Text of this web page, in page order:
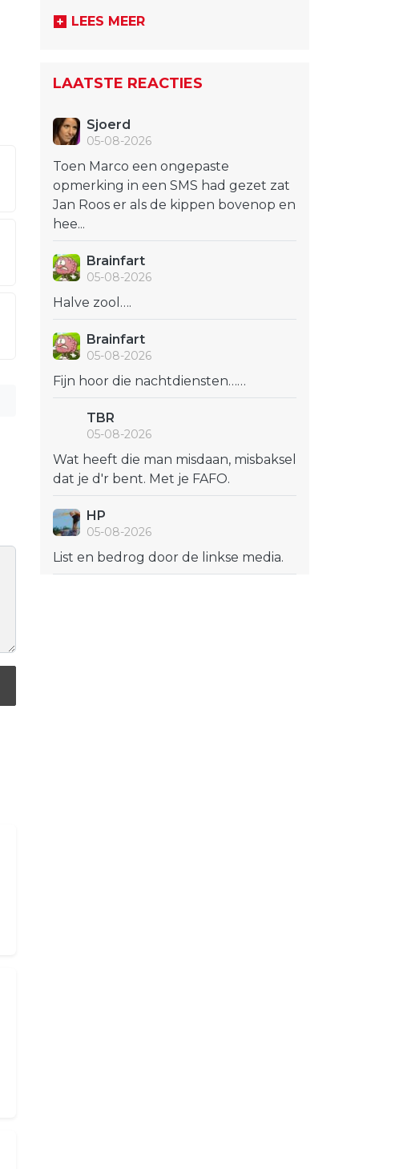
LEES MEER
LAATSTE REACTIES
Sjoerd
05-08-2026
Toen Marco een ongepaste
opmerking in een SMS had gezet zat
Jan Roos er als de kippen bovenop en
hee...
Brainfart
05-08-2026
Halve zool….
Brainfart
05-08-2026
Fijn hoor die nachtdiensten……
TBR
05-08-2026
Wat heeft die man misdaan, misbaksel
dat je d'r bent. Met je FAFO.
HP
05-08-2026
List en bedrog door de linkse media.